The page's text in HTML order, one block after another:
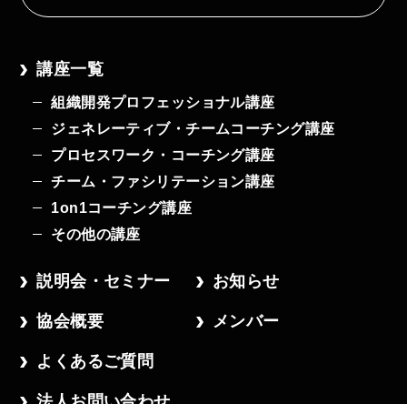
講座一覧
組織開発プロフェッショナル講座
ジェネレーティブ・チームコーチング講座
プロセスワーク・コーチング講座
チーム・ファシリテーション講座
1on1コーチング講座
その他の講座
説明会・セミナー お知らせ
協会概要 メンバー
よくあるご質問